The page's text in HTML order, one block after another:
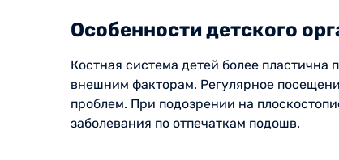
Особенности детского
Костная система детей более
внешним факторам. Регулярное
проблем. При подозрении на
заболевания по отпечаткам подошв.